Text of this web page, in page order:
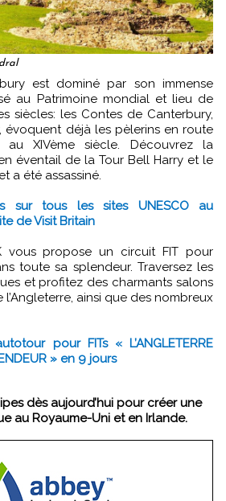
au Patrimoine mondial et lieu de
siècles: les Contes de Canterbury,
évoquent déjà les pèlerins en route
XIVème siècle. Découvrez la
éventail de la Tour Bell Harry et le
a été assassiné.
sur tous les sites UNESCO au
de Visit Britain
vous propose un circuit FIT pour
toute sa splendeur. Traversez les
et profitez des charmants salons
ainsi que des nombreux
pour FITs « L’ANGLETERRE
» en 9 jours
dès aujourd’hui pour créer une
au Royaume-Uni et en Irlande.